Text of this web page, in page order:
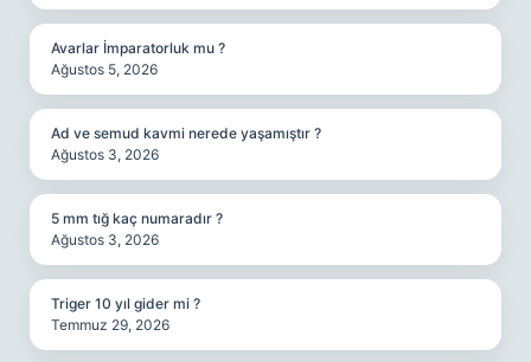
Avarlar İmparatorluk mu ?
Ağustos 5, 2026
Ad ve semud kavmi nerede yaşamıştır ?
Ağustos 3, 2026
5 mm tığ kaç numaradır ?
Ağustos 3, 2026
Triger 10 yıl gider mi ?
Temmuz 29, 2026